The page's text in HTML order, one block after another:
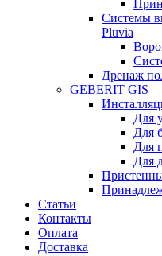
Системы
Pluvia
Дренаж
GEBERIT GIS
Для
Для
Для
Для
Статьи
Контакты
Оплата
Доставка